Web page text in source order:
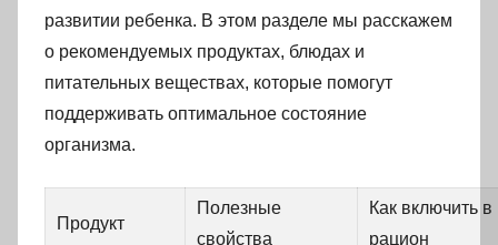
развитии ребенка. В этом разделе мы расскажем
о рекомендуемых продуктах, блюдах и
питательных веществах, которые помогут
поддерживать оптимальное состояние
организма.
Продукт
Полезные
свойства
Как включить в
рацион